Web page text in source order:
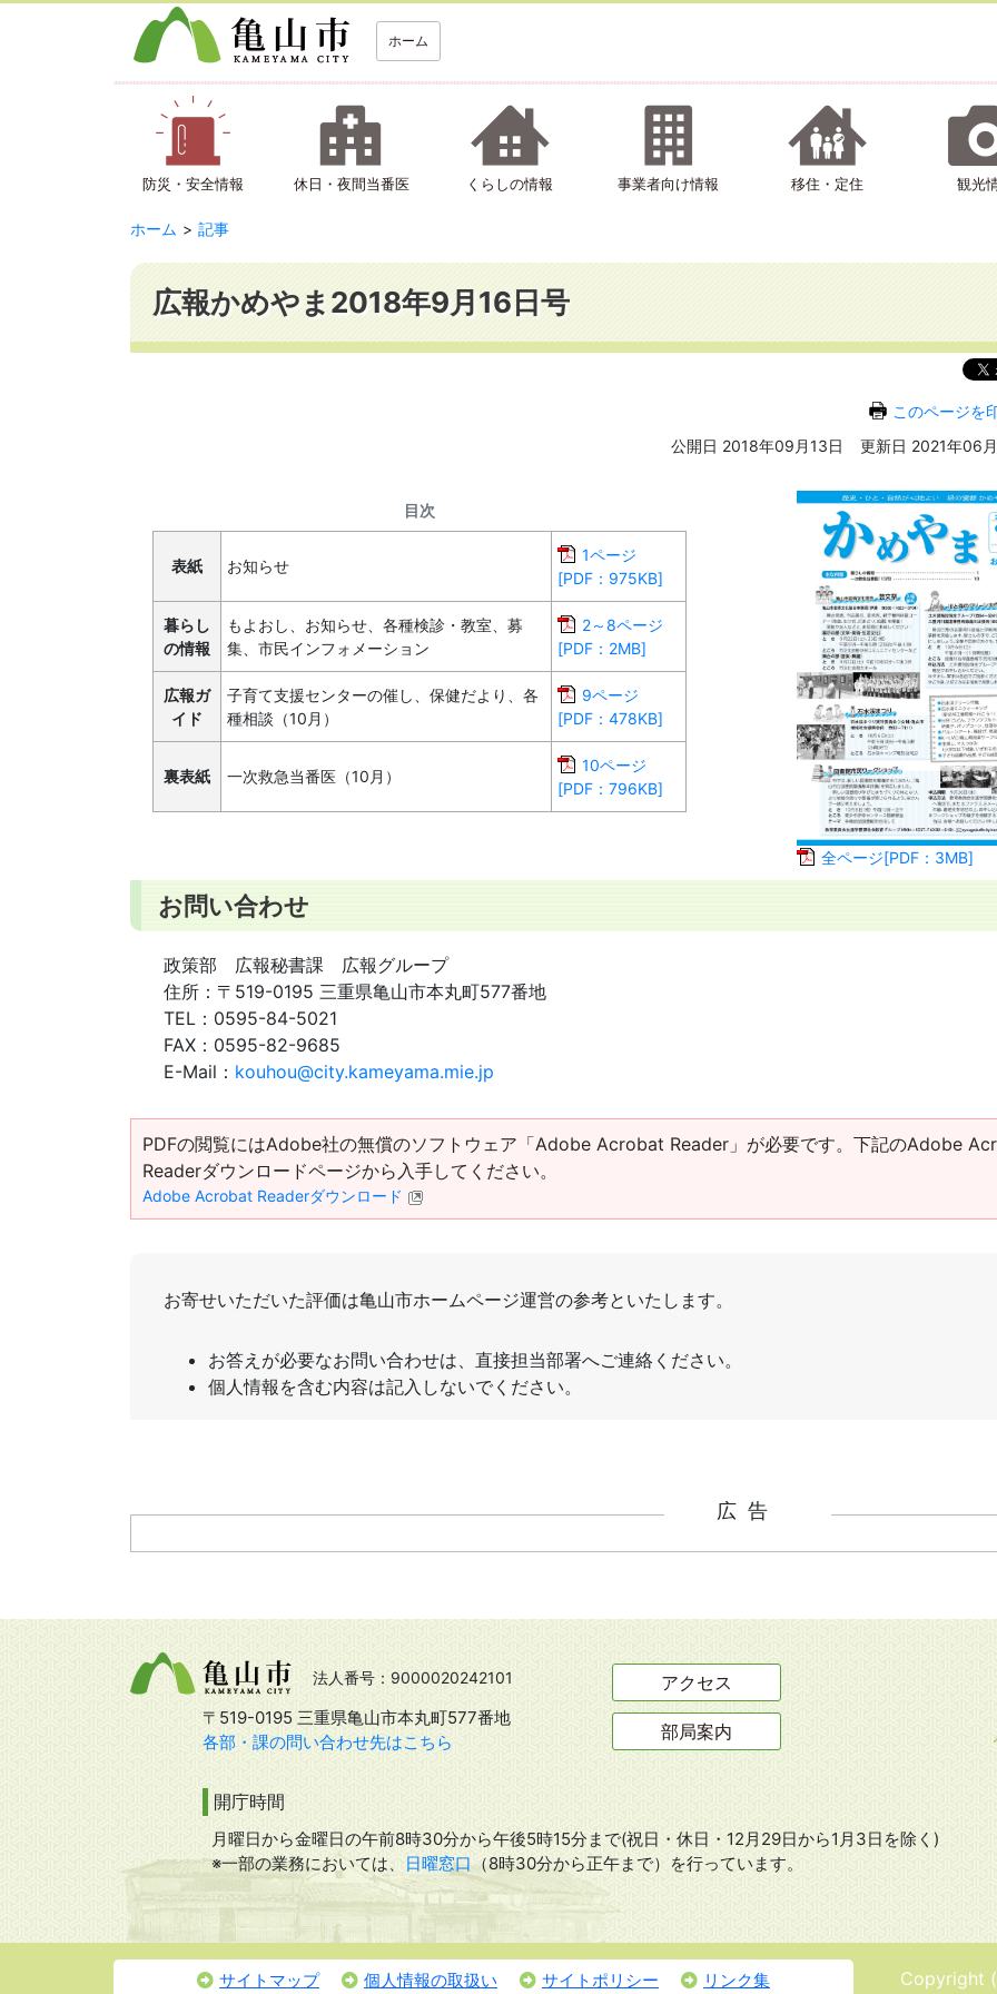
ホーム
防災・安全情報 休日・夜間当番医 くらしの情報 事業者向け情報 移住・定住 観光
ホーム 記事
広報かめやま2018年9月16日号
このページを
公開日 2018年09月13日
更新日 2021年06
全ページ[PDF：3MB]
目次
表紙 お知らせ
1ページ
[PDF：975KB]
暮らし
の情報
もよおし、お知らせ、各種検診・教室、募
集、市民インフォメーション
2～8ページ
[PDF：2MB]
広報ガ
イド
子育て支援センターの催し、保健だより、各
種相談（10月）
9ページ
[PDF：478KB]
裏表紙 一次救急当番医（10月）
10ページ
[PDF：796KB]
お問い合わせ
政策部 広報秘書課 広報グループ
住所： 〒519-0195 三重県亀山市本丸町577番地
TEL： 0595-84-5021
FAX： 0595-82-9685
E-Mail： kouhou@city.kameyama.mie.jp
PDFの閲覧にはAdobe社の無償のソフトウェア「Adobe Acrobat Reader」が必要です。下記のAdobe
Readerダウンロードページから入手してください。
Adobe Acrobat Readerダウンロード
広告
法人番号：9000020242101
〒519-0195 三重県亀山市本丸町577番地
各部・課の問い合わせ先はこちら
アクセス
部局案内
開庁時間
月曜日から金曜日の午前8時30分から午後5時15分まで(祝日・休日・12月29日から1月3日を除く)
※一部の業務においては、
日曜窓口（8時30分から正午まで）を行っています。
サイトマップ 個人情報の取扱い サイトポリシー リンク集 Copyright